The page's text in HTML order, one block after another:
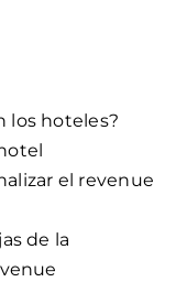
los hoteles?
el revenue
de la